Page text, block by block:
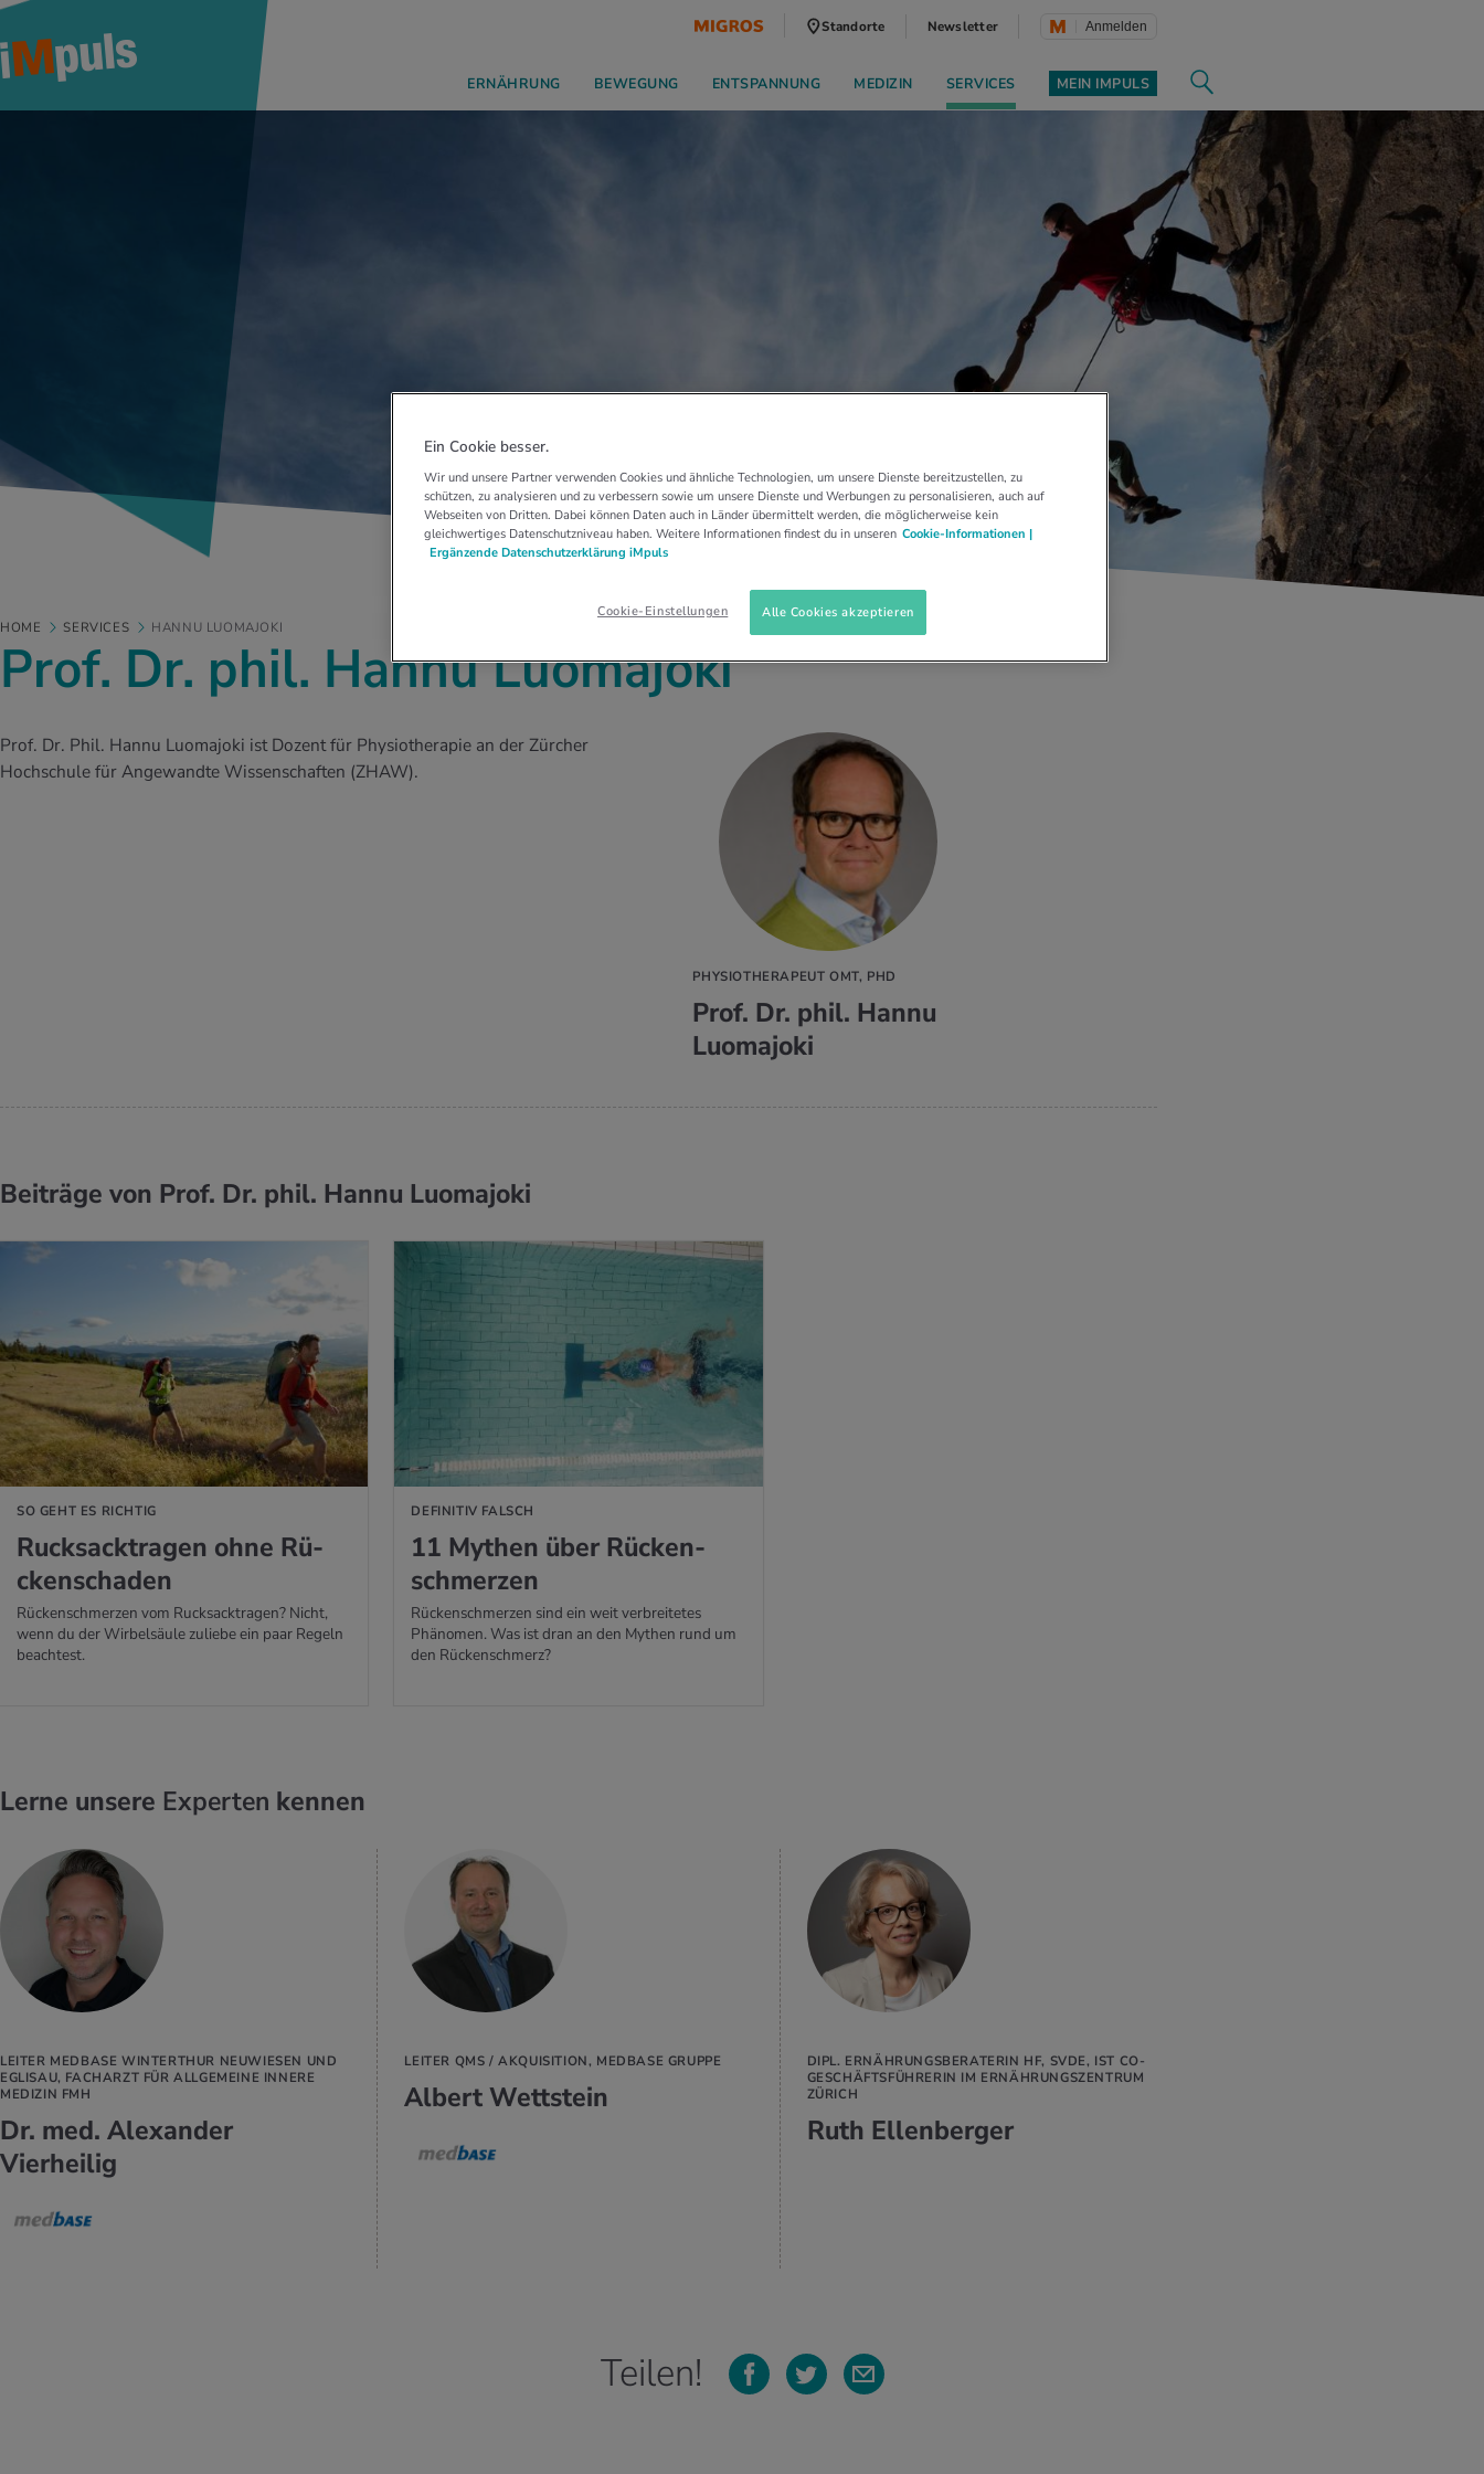
Standorte Newsletter Anmelden
ERNÄHRUNG BEWEGUNG ENTSPANNUNG MEDIZIN SERVICES MEIN IMPULS
HOME SERVICES HANNU LUOMAJOKI
Prof. Dr. phil. Hannu Luomajoki
PHYSIOTHERAPEUT OMT, PHD
Prof. Dr. phil. Hannu
Luomajoki
Prof. Dr. Phil. Hannu Luomajoki ist Dozent für Physiotherapie an der Zürcher
Hochschule für Angewandte Wissenschaften (ZHAW).
Beiträge von Prof. Dr. phil. Hannu Luomajoki
SO GEHT ES RICHTIG
Ruck­sack­tra­gen ohne Rü­
cken­scha­den
Rückenschmerzen vom Rucksacktragen? Nicht,
wenn du der Wirbelsäule zuliebe ein paar Regeln
beachtest.
ERFAHREN
DEFINITIV FALSCH
11 My­then über Rü­cken­
schmer­zen
Rückenschmerzen sind ein weit verbreitetes
Phänomen. Was ist dran an den Mythen rund um
den Rückenschmerz?
Lerne unsere Experten kennen
LEITER MEDBASE WINTERTHUR NEUWIESEN UND
EGLISAU, FACHARZT FÜR ALLGEMEINE INNERE
MEDIZIN FMH
Dr. med. Alexander
Vierheilig
LEITER QMS / AKQUISITION, MEDBASE GRUPPE
Albert Wettstein
DIPL. ERNÄHRUNGSBERATERIN HF, SVDE, IST CO-
GESCHÄFTSFÜHRERIN IM ERNÄHRUNGSZENTRUM
ZÜRICH
Ruth Ellenberger
Teilen!
Ein Cookie besser.
Wir und unsere Partner verwenden Cookies und ähnliche Technologien, um unsere Dienste bereitzustellen, zu
schützen, zu analysieren und zu verbessern sowie um unsere Dienste und Werbungen zu personalisieren, auch auf
Webseiten von Dritten. Dabei können Daten auch in Länder übermittelt werden, die möglicherweise kein
gleichwertiges Datenschutzniveau haben. Weitere Informationen findest du in unseren Cookie-Informationen |
Ergänzende Datenschutzerklärung iMpuls
Cookie-Einstellungen Alle Cookies akzeptieren